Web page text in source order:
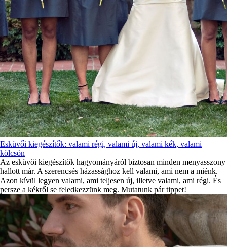
Esküvői kiegészítők: valami régi, valami új, valami kék, valami
kölcsön
Az esküvői kiegészítők hagyományáról biztosan minden menyasszony
hallott már. A szerencsés házassághoz kell valami, ami nem a miénk.
Azon kívül legyen valami, ami teljesen új, illetve valami, ami régi. És
persze a kékről se feledkezzünk meg. Mutatunk pár tippet!